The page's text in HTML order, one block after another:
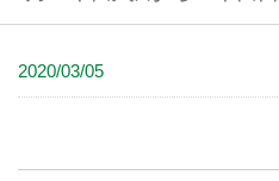
ン
2020/03/05